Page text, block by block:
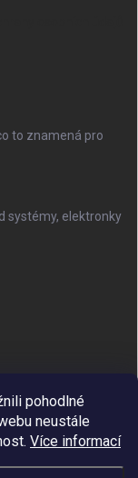
pohodlné
neustále
Více informací
to znamená pro
systémy, elektronky